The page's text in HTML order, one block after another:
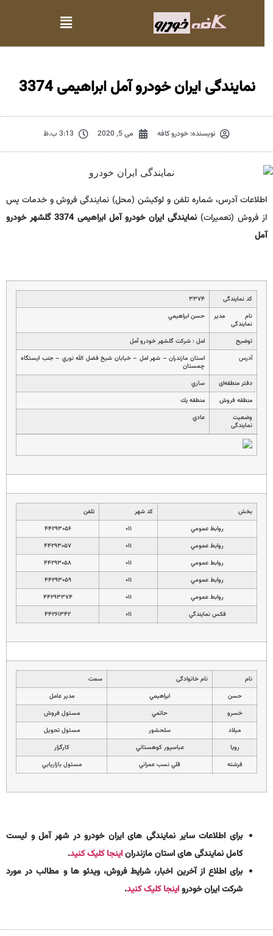
نمایندگی ایران خودرو آمل ابراهیمی 3374
نویسنده:خودرو کافه می 5, 2020 3:13 ب.ظ
اطلاعات آدرس، شماره تلفن و لوکیشن (محل) نمایندگی فروش و خدمات پس
از فروش (تعمیرات)
نمایندگی ایران خودرو آمل ابراهیمی 3374 گلشهر خودرو
آمل
کد نمایندگی
۳۳۷۴
نام مدیر
نمایندگی
حسن ابراهيمي
توضیح
امل : شركت گلشهر خودرو آمل
آدرس
استان مازندران – شهر امل – خيابان شيخ فضل الله نوري – جنب ايستگاه
چمستان
دفتر منطقه‌ای
ساري
منطقه فروش
منطقه يك
وضعیت
نمایندگی
عادي
بخش کد شهر
تلفن
روابط عمومي
۰۱۱
۴۴۲۹۳۰۵۶
روابط عمومي
۰۱۱
۴۴۲۹۳۰۵۷
روابط عمومي
۰۱۱
۴۴۲۹۳۰۵۸
روابط عمومي
۰۱۱
۴۴۲۹۳۰۵۹
روابط عمومي
۰۱۱
۴۴۲۹۳۳۷۴
فكس نمايندگي
۰۱۱ ۴۴۲۶۱۳۴۲
نام نام خانوادگی
سمت
حسن
ابراهيمي
مدير عامل
خسرو
حاتمي
مسئول فروش
ميلاد
سلحشور
مسئول تحويل
رويا
عباسپور كوهستاني
كارگزار
فرشته
قلي نسب عمراني مسئول بازاريابي
برای اطلاعات سایر نمایندگی های ایران خودرو در شهر آمل و لیست
کامل نمایندگی های استان مازندراناینجا کلیک کنید.
برای اطلاع از آخرین اخبار، شرایط فروش، ویدئو ها و مطالب در مورد
شرکت ایران خودرواینجا کلیک کنید.